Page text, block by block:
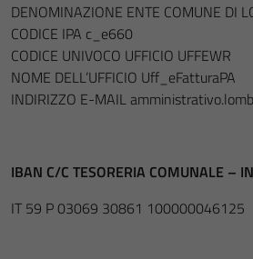
DENOMINAZIONE ENTE COMUNE DI
CODICE IPA c_e660
CODICE UNIVOCO UFFICIO UFFEWR
NOME DELL’UFFICIO Uff_eFatturaPA
INDIRIZZO E-MAIL
IBAN C/C TESORERIA COMUNALE –
IT 59 P 03069 30861 100000046125